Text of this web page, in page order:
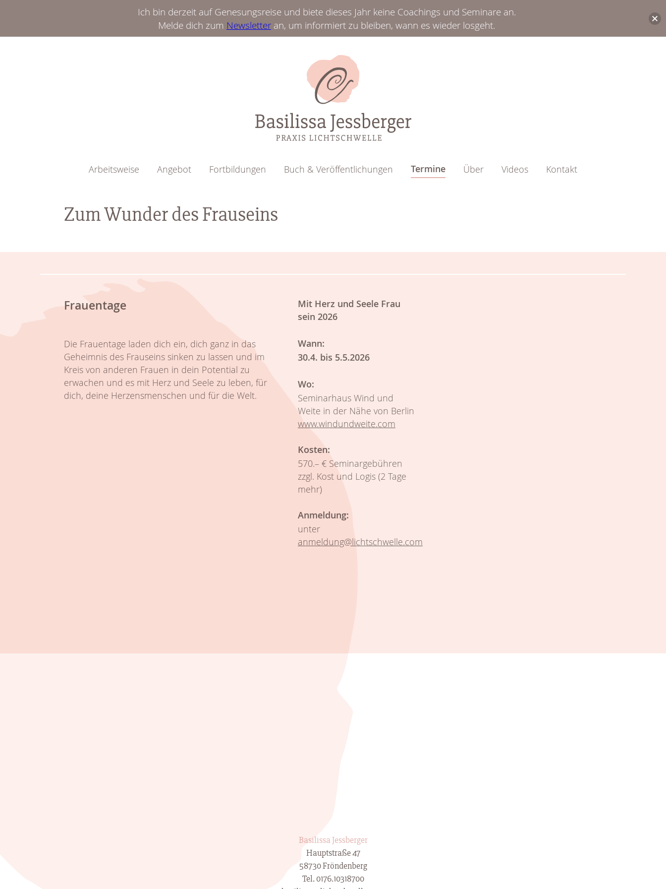
Arbeitsweise Angebot Fortbildungen Buch & Veröffentlichungen Termine Über Videos Kontakt
Zum Wunder des Frauseins
Frauentage
Die Frauentage laden dich ein, dich ganz in das
Geheimnis des Frauseins sinken zu lassen und im
Kreis von anderen Frauen in dein Potential zu
erwachen und es mit Herz und Seele zu leben, für
dich, deine Herzensmenschen und für die Welt.
Mit Herz und Seele Frau
sein 2026
Wann:
30.4. bis 5.5.2026
Wo:
Seminarhaus Wind und
Weite in der Nähe von Berlin
www.windundweite.com
Kosten:
570.– € Seminargebühren
zzgl. Kost und Logis (2 Tage
mehr)
Anmeldung:
unter
anmeldung@lichtschwelle.com
Basilissa Jessberger
Hauptstraße 47
58730 Fröndenberg
Tel. 0176.10318700
Ich bin derzeit auf Genesungsreise und biete dieses Jahr keine Coachings und Seminare an.
Melde dich zum Newsletter an, um informiert zu bleiben, wann es wieder losgeht.